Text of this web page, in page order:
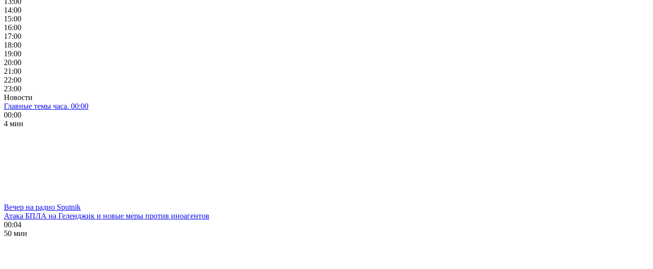
14:00
15:00
16:00
17:00
18:00
19:00
20:00
21:00
22:00
23:00
Новости
Главные темы часа. 00:00
00:00
4 мин
Вечер на радио Sputnik
Атака БПЛА на Геленджик и новые меры против иноагентов
00:04
50 мин